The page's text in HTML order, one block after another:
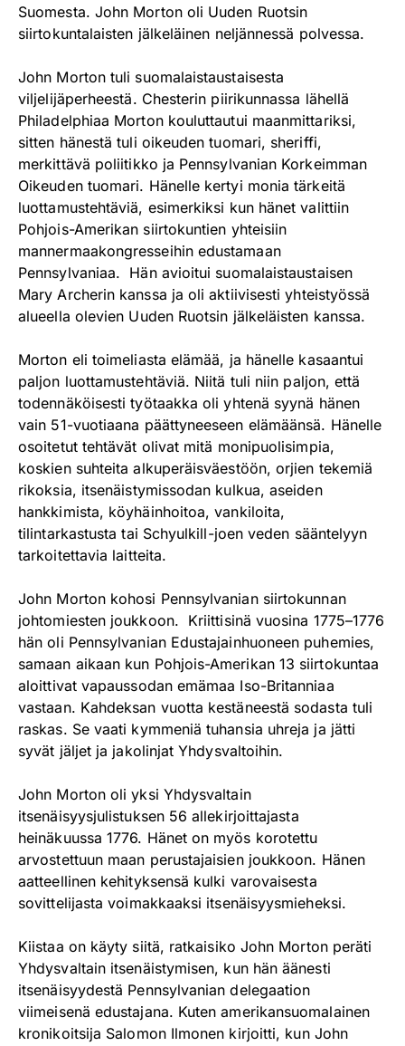
Suomesta. John Morton oli Uuden Ruotsin
siirtokuntalaisten jälkeläinen neljännessä polvessa.
John Morton tuli suomalaistaustaisesta
viljelijäperheestä. Chesterin piirikunnassa lähellä
Philadelphiaa Morton kouluttautui maanmittariksi,
sitten hänestä tuli oikeuden tuomari, sheriffi,
merkittävä poliitikko ja Pennsylvanian Korkeimman
Oikeuden tuomari. Hänelle kertyi monia tärkeitä
luottamustehtäviä, esimerkiksi kun hänet valittiin
Pohjois-Amerikan siirtokuntien yhteisiin
mannermaakongresseihin edustamaan
Pennsylvaniaa. Hän avioitui suomalaistaustaisen
Mary Archerin kanssa ja oli aktiivisesti yhteistyössä
alueella olevien Uuden Ruotsin jälkeläisten kanssa.
Morton eli toimeliasta elämää, ja hänelle kasaantui
paljon luottamustehtäviä. Niitä tuli niin paljon, että
todennäköisesti työtaakka oli yhtenä syynä hänen
vain 51-vuotiaana päättyneeseen elämäänsä. Hänelle
osoitetut tehtävät olivat mitä monipuolisimpia,
koskien suhteita alkuperäisväestöön, orjien tekemiä
rikoksia, itsenäistymissodan kulkua, aseiden
hankkimista, köyhäinhoitoa, vankiloita,
tilintarkastusta tai Schyulkill-joen veden sääntelyyn
tarkoitettavia laitteita.
John Morton kohosi Pennsylvanian siirtokunnan
johtomiesten joukkoon. Kriittisinä vuosina 1775–1776
hän oli Pennsylvanian Edustajainhuoneen puhemies,
samaan aikaan kun Pohjois-Amerikan 13 siirtokuntaa
aloittivat vapaussodan emämaa Iso-Britanniaa
vastaan. Kahdeksan vuotta kestäneestä sodasta tuli
raskas. Se vaati kymmeniä tuhansia uhreja ja jätti
syvät jäljet ja jakolinjat Yhdysvaltoihin.
John Morton oli yksi Yhdysvaltain
itsenäisyysjulistuksen 56 allekirjoittajasta
heinäkuussa 1776. Hänet on myös korotettu
arvostettuun maan perustajaisien joukkoon. Hänen
aatteellinen kehityksensä kulki varovaisesta
sovittelijasta voimakkaaksi itsenäisyysmieheksi.
Kiistaa on käyty siitä, ratkaisiko John Morton peräti
Yhdysvaltain itsenäistymisen, kun hän äänesti
itsenäisyydestä Pennsylvanian delegaation
viimeisenä edustajana. Kuten amerikansuomalainen
kronikoitsija Salomon Ilmonen kirjoitti, kun John